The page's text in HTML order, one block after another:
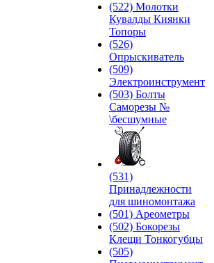
(522) Молотки
Кувалды Киянки
Топоры
(526)
Опрыскиватель
(509)
Электроинструмент
(503) Болты
Саморезы №
\бесшумные
(531)
Принадлежности
для шиномонтажа
(501) Ареометры
(502) Бокорезы
Клещи Тонкогубцы
(505)